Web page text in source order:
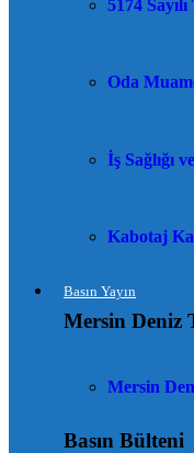
5174
Oda
İş Sağlığı
Kabotaj
Basın Yayın
Mersin Deniz
Mersin
Basın Bülteni